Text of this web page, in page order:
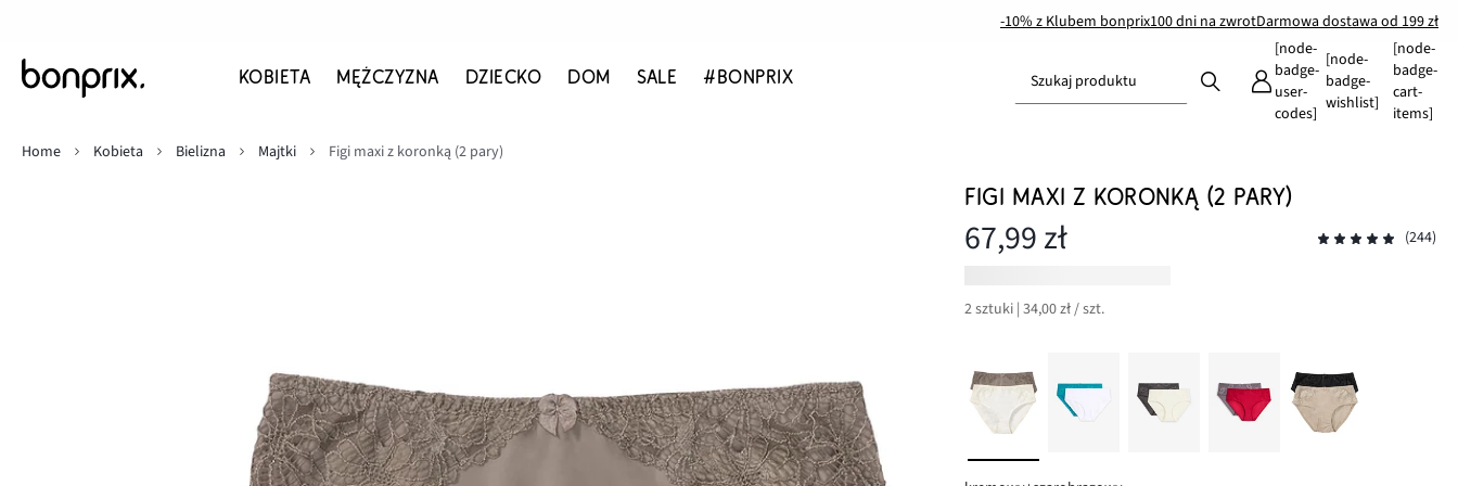
-10% z Klubem bonprix100 dni na zwrotDarmowa dostawa od 199 zł
KOBIETA MĘŻCZYZNA DZIECKO DOM SALE #BONPRIX Szukaj produktu
[node-
badge-
user-
codes]
[node-
badge-
wishlist]
[node-
badge-
cart-
items]
Home
Kobieta Bielizna Majtki Figi maxi z koronką (2 pary)
FIGI MAXI Z KORONKĄ (2 PARY)
67,99 zł (244)
2 sztuki | 34,00 zł / szt.